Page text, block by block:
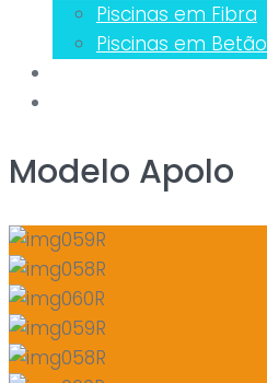
Piscinas em Fibra
Piscinas em Betão
Modelo Apolo